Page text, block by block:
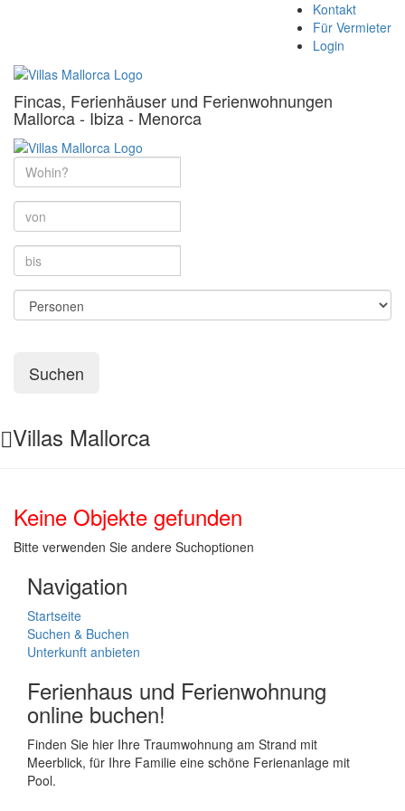
Kontakt
Für Vermieter
Login
Fincas, Ferienhäuser und Ferienwohnungen
Mallorca - Ibiza - Menorca
Suchen
Villas Mallorca
Keine Objekte gefunden
Bitte verwenden Sie andere Suchoptionen
Navigation
Startseite
Suchen & Buchen
Unterkunft anbieten
Ferienhaus und Ferienwohnung
online buchen!
Finden Sie hier Ihre Traumwohnung am Strand mit
Meerblick, für Ihre Familie eine schöne Ferienanlage mit
Pool.